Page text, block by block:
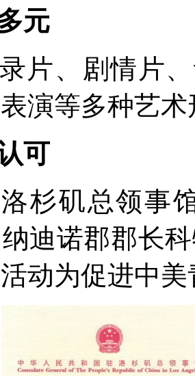
元
片、剧情片
演等多种艺
可
杉矶总领事
迪诺郡郡长
动为促进中